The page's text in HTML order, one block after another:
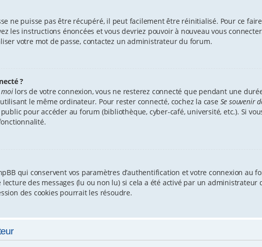
ne puisse pas être récupéré, il peut facilement être réinitialisé. Pour ce
les instructions énoncées et vous devriez pouvoir à nouveau vous
votre mot de passe, contactez un administrateur du forum.
?
moilors de votre connexion, vous ne resterez connecté que pendant une
le même ordinateur. Pour rester connecté, cochez la case Se souvenir
pour accéder au forum (bibliothèque, cyber-café, université, etc.). Si
qui conservent vos paramètres d’authentification et votre connexion au
des messages (lu ou non lu) si cela a été activé par un
des cookies pourrait les résoudre.